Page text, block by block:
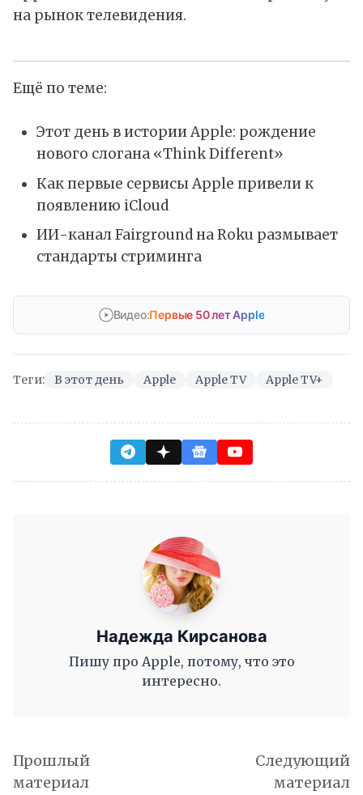
на рынок телевидения.
Ещё по теме:
Этот день в истории Apple: рождение
нового слогана «Think Different»
Как первые сервисы Apple привели к
появлению iCloud
ИИ-канал Fairground на Roku размывает
стандарты стриминга
Видео:Первые 50 лет Apple
Теги: В этот день Apple Apple TV Apple TV+
Надежда Кирсанова
Пишу про Apple, потому, что это
интересно.
Прошлый
материал
Следующий
материал